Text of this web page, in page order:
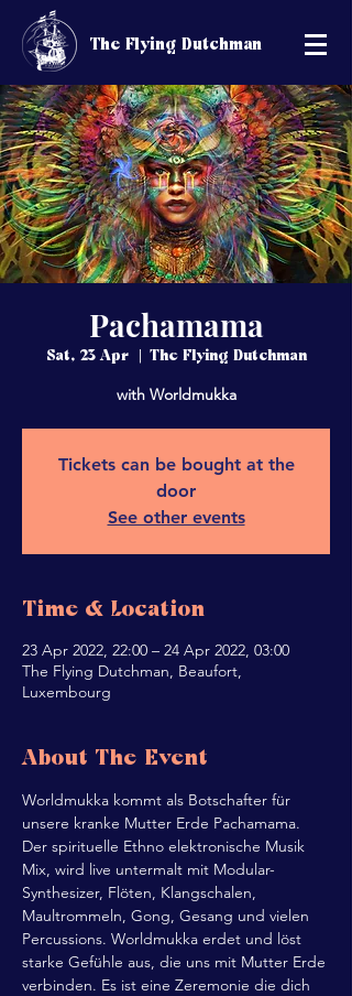
The Flying Dutchman
Pachamama
Sat, 23 Apr
  |
The Flying Dutchman
with Worldmukka
Tickets can be bought at the
door
See other events
Time & Location
23 Apr 2022, 22:00 – 24 Apr 2022, 03:00
The Flying Dutchman, Beaufort,
Luxembourg
About The Event
Worldmukka kommt als Botschafter für
unsere kranke Mutter Erde Pachamama.
Der spirituelle Ethno elektronische Musik
Mix, wird live untermalt mit Modular-
Synthesizer, Flöten, Klangschalen,
Maultrommeln, Gong, Gesang und vielen
Percussions. Worldmukka erdet und löst
starke Gefühle aus, die uns mit Mutter Erde
verbinden. Es ist eine Zeremonie die dich